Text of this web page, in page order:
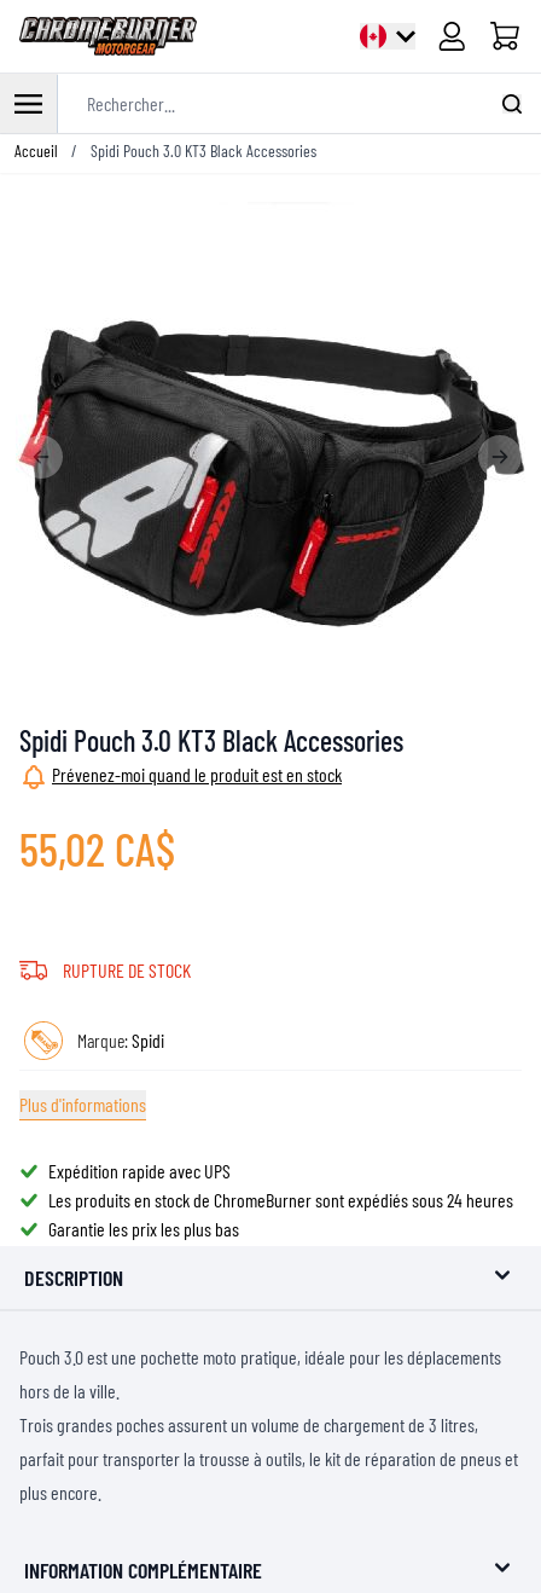
Panier
Allez au contenu
Accueil / Spidi Pouch 3.0 KT3 Black Accessories
Spidi Pouch 3.0 KT3 Black Accessories
Prévenez-moi quand le produit est en stock
55,02 CA$
RUPTURE DE STOCK
Marque:Spidi
Plus d'informations
Expédition rapide avec UPS
Les produits en stock de ChromeBurner sont expédiés sous 24 heures
Garantie les prix les plus bas
DESCRIPTION
Pouch 3.0 est une pochette moto pratique, idéale pour les déplacements
hors de la ville.
Trois grandes poches assurent un volume de chargement de 3 litres,
parfait pour transporter la trousse à outils, le kit de réparation de pneus et
plus encore.
INFORMATION COMPLÉMENTAIRE